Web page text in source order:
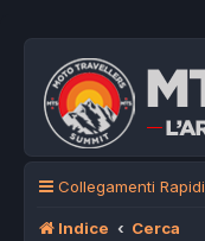
Collegamenti Rapidi
Indice Cerca